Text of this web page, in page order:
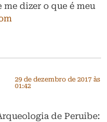
dizer o que é meu
29 de dezembro de 2017 às
01:42
de Peruibe: